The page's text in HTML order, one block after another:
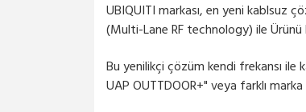
UBIQUITI markası, en yeni kablsuz
(Multi-Lane RF technology) ile Ürünü
Bu yenilikçi çözüm kendi frekansı ile
UAP OUTTDOOR+" veya farklı